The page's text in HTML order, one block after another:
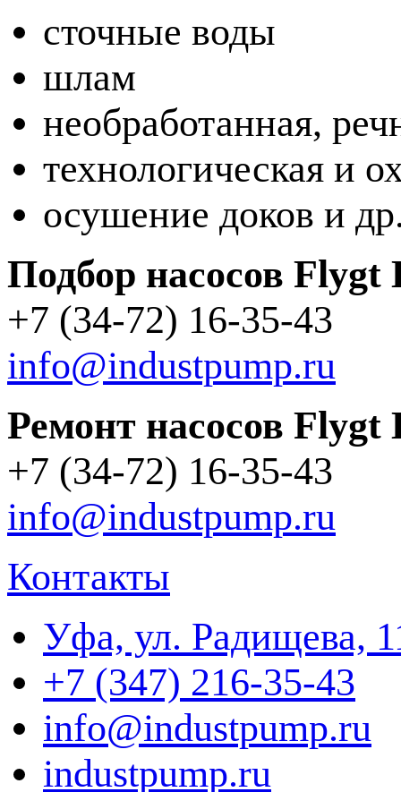
сточные воды
шлам
необработанная,
технологическая и
осушение доков и
Подбор насосов Flygt
+7 (34-72) 16-35-43
info@industpump.ru
Ремонт насосов Flygt
+7 (34-72) 16-35-43
info@industpump.ru
Контакты
Уфа, ул. Радищева,
+7 (347) 216-35-43
info@industpump.ru
industpump.ru